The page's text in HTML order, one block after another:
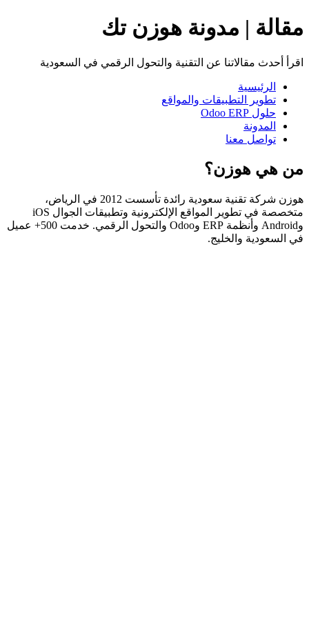
مقالة | مدونة هوزن تك
اقرأ أحدث مقالاتنا عن التقنية والتحول الرقمي في السعودية
الرئيسية
تطوير التطبيقات والمواقع
حلول Odoo ERP
المدونة
تواصل معنا
من هي هوزن؟
هوزن شركة تقنية سعودية رائدة تأسست 2012 في الرياض،
متخصصة في تطوير المواقع الإلكترونية وتطبيقات الجوال iOS
وAndroid وأنظمة ERP وOdoo والتحول الرقمي. خدمت 500+ عميل
في السعودية والخليج.